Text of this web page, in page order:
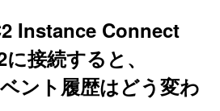
Instance Connect
接続すると、
ント履歴はどう変わ